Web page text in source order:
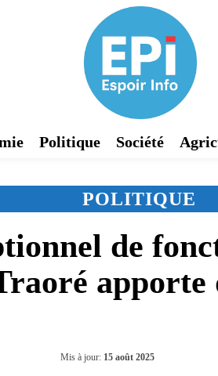
Politique Société
POLITIQUE
de
apporte
Mis à jour: 15 août 2025